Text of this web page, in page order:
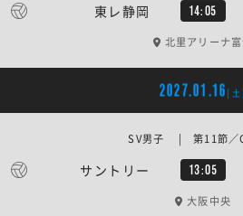
東レ静岡 14:05
北里アリーナ
2027.01.16 [
サントリー 13:05
SV男子 | 第11節／
大阪中央